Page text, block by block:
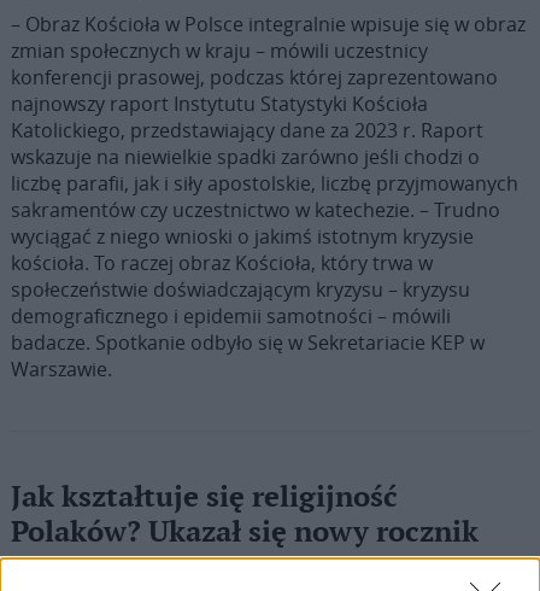
– Obraz Kościoła w Polsce integralnie wpisuje się w obraz
zmian społecznych w kraju – mówili uczestnicy
konferencji prasowej, podczas której zaprezentowano
najnowszy raport Instytutu Statystyki Kościoła
Katolickiego, przedstawiający dane za 2023 r. Raport
wskazuje na niewielkie spadki zarówno jeśli chodzi o
liczbę parafii, jak i siły apostolskie, liczbę przyjmowanych
sakramentów czy uczestnictwo w katechezie. – Trudno
wyciągać z niego wnioski o jakimś istotnym kryzysie
kościoła. To raczej obraz Kościoła, który trwa w
społeczeństwie doświadczającym kryzysu – kryzysu
demograficznego i epidemii samotności – mówili
badacze. Spotkanie odbyło się w Sekretariacie KEP w
Warszawie.
Jak kształtuje się religijność
Polaków? Ukazał się nowy rocznik
statystyczny ISKK